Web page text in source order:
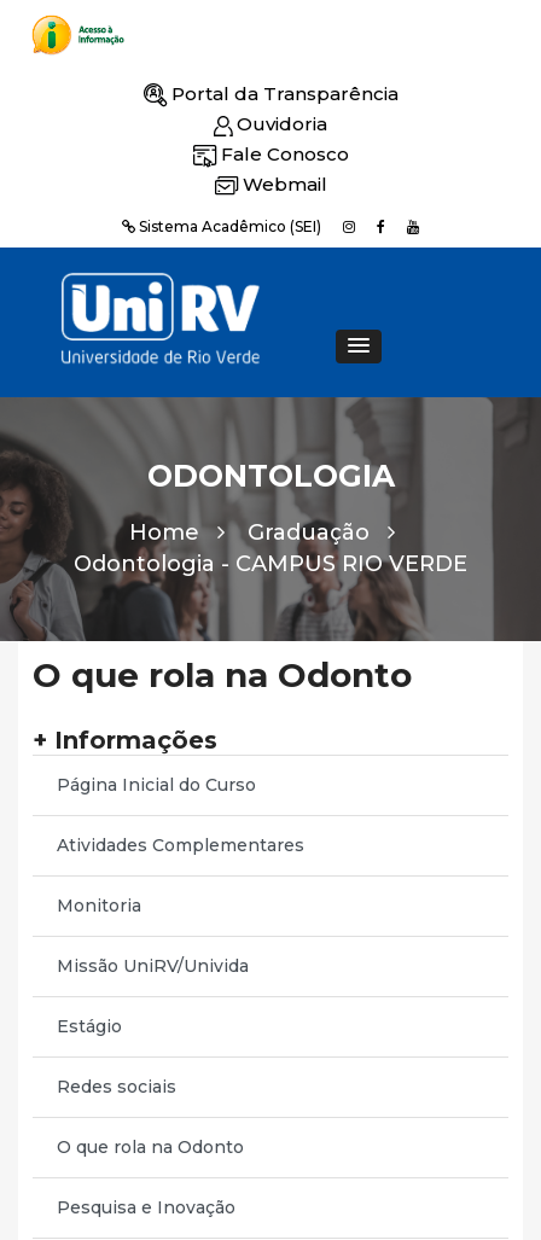
Portal da Transparência
Ouvidoria
Fale Conosco
Webmail
Sistema Acadêmico (SEI)
ODONTOLOGIA
Home
Graduação
Odontologia - CAMPUS RIO VERDE
O que rola na Odonto
+ Informações
Página Inicial do Curso
Atividades Complementares
Monitoria
Missão UniRV/Univida
Estágio
Redes sociais
O que rola na Odonto
Pesquisa e Inovação